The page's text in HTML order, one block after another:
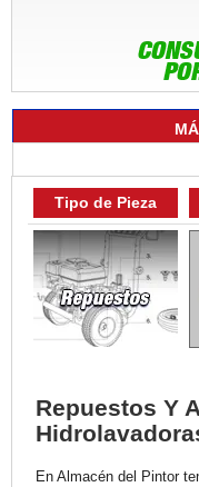
Tipo de Pieza
Repuestos Y
En Almacén del Pintor